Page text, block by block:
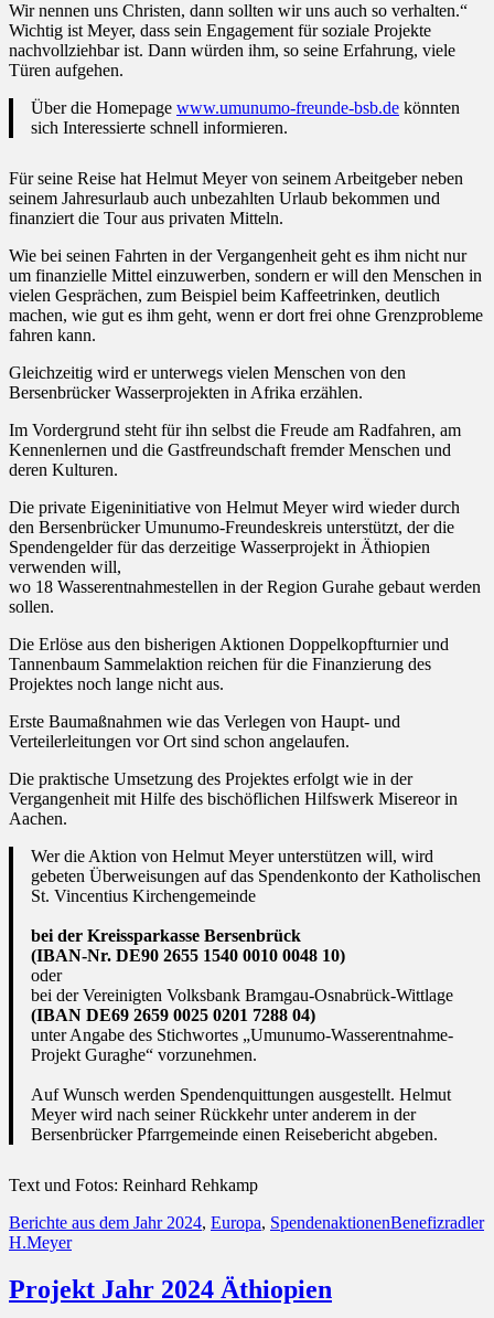
Wir nennen uns Christen, dann sollten wir uns auch so verhalten.“
Wichtig ist Meyer, dass sein Engagement für soziale Projekte
nachvollziehbar ist. Dann würden ihm, so seine Erfahrung, viele
Türen aufgehen.
Über die Homepage www.umunumo-freunde-bsb.de könnten
sich Interessierte schnell informieren.
Für seine Reise hat Helmut Meyer von seinem Arbeitgeber neben
seinem Jahresurlaub auch unbezahlten Urlaub bekommen und
finanziert die Tour aus privaten Mitteln.
Wie bei seinen Fahrten in der Vergangenheit geht es ihm nicht nur
um finanzielle Mittel einzuwerben, sondern er will den Menschen in
vielen Gesprächen, zum Beispiel beim Kaffeetrinken, deutlich
machen, wie gut es ihm geht, wenn er dort frei ohne Grenzprobleme
fahren kann.
Gleichzeitig wird er unterwegs vielen Menschen von den
Bersenbrücker Wasserprojekten in Afrika erzählen.
Im Vordergrund steht für ihn selbst die Freude am Radfahren, am
Kennenlernen und die Gastfreundschaft fremder Menschen und
deren Kulturen.
Die private Eigeninitiative von Helmut Meyer wird wieder durch
den Bersenbrücker Umunumo-Freundeskreis unterstützt, der die
Spendengelder für das derzeitige Wasserprojekt in Äthiopien
verwenden will,
wo 18 Wasserentnahmestellen in der Region Gurahe gebaut werden
sollen.
Die Erlöse aus den bisherigen Aktionen Doppelkopfturnier und
Tannenbaum Sammelaktion reichen für die Finanzierung des
Projektes noch lange nicht aus.
Erste Baumaßnahmen wie das Verlegen von Haupt- und
Verteilerleitungen vor Ort sind schon angelaufen.
Die praktische Umsetzung des Projektes erfolgt wie in der
Vergangenheit mit Hilfe des bischöflichen Hilfswerk Misereor in
Aachen.
Wer die Aktion von Helmut Meyer unterstützen will, wird
gebeten Überweisungen auf das Spendenkonto der Katholischen
St. Vincentius Kirchengemeinde
bei der Kreissparkasse Bersenbrück
(IBAN-Nr. DE90 2655 1540 0010 0048 10)
oder
bei der Vereinigten Volksbank Bramgau-Osnabrück-Wittlage
(IBAN DE69 2659 0025 0201 7288 04)
unter Angabe des Stichwortes „Umunumo-Wasserentnahme-
Projekt Guraghe“ vorzunehmen.
Auf Wunsch werden Spendenquittungen ausgestellt. Helmut
Meyer wird nach seiner Rückkehr unter anderem in der
Bersenbrücker Pfarrgemeinde einen Reisebericht abgeben.
Text und Fotos: Reinhard Rehkamp
Kategorien
Berichte aus dem Jahr 2024, Europa, SpendenaktionenSchlagworte
Benefizradler
H.Meyer
Projekt Jahr 2024 Äthiopien